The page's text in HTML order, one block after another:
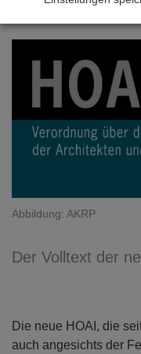
HOAI 2021
Abbildung: AKRP
Der Volltext der
Die neue HOAI, die
auch angesichts der